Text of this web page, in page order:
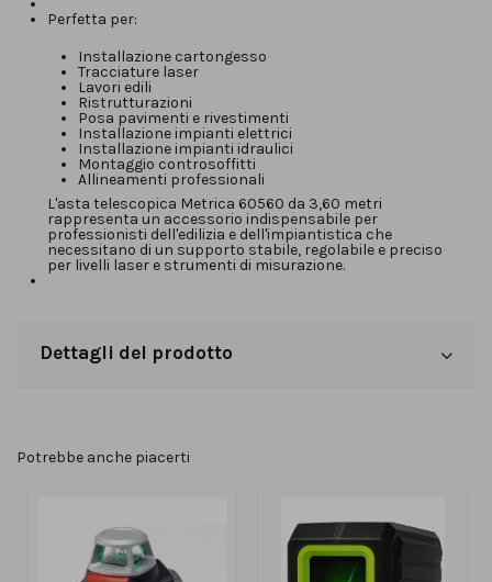
Perfetta per:
Installazione cartongesso
Tracciature laser
Lavori edili
Ristrutturazioni
Posa pavimenti e rivestimenti
Installazione impianti elettrici
Installazione impianti idraulici
Montaggio controsoffitti
Allineamenti professionali
L'asta telescopica Metrica 60560 da 3,60 metri
rappresenta un accessorio indispensabile per
professionisti dell'edilizia e dell'impiantistica che
necessitano di un supporto stabile, regolabile e preciso
per livelli laser e strumenti di misurazione.
Dettagli del prodotto
Potrebbe anche piacerti